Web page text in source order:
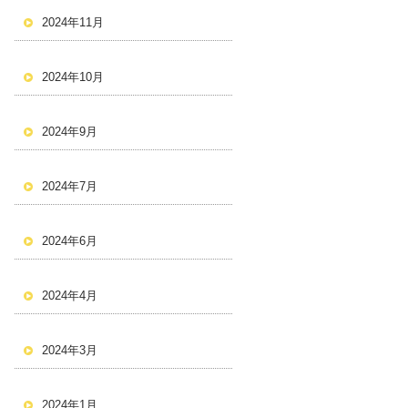
2024年11月
2024年10月
2024年9月
2024年7月
2024年6月
2024年4月
2024年3月
2024年1月